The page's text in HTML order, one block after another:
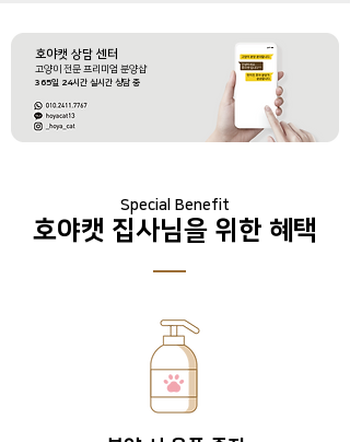
호야캣 상담 센터
​고양이 전문 프리미엄 분양샵
365일 24시간 실시간 상담 중
Special Benefit
호야캣 집사님을 위한 혜택